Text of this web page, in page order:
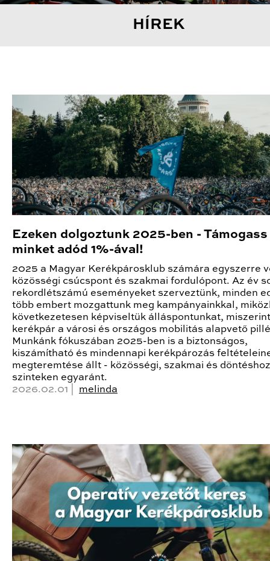
HÍREK
Ezeken dolgoztunk 2025-ben - Támogass
minket adód 1%-ával!
2025 a Magyar Kerékpárosklub számára egyszerre
közösségi csúcspont és szakmai fordulópont. Az év
rekordlétszámú eseményeket szerveztünk, minden
több embert mozgattunk meg kampányainkkal,
következetesen képviseltük álláspontunkat,
kerékpár a városi és országos mobilitás alapvető
Munkánk fókuszában 2025-ben is a biztonságos,
kiszámítható és mindennapi kerékpározás
megteremtése állt - közösségi, szakmai és
szinteken egyaránt.
2026.02.01 | melinda